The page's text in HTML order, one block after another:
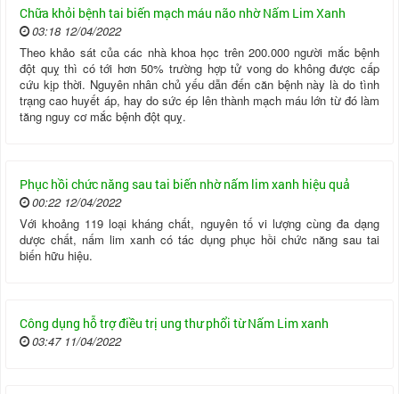
Chữa khỏi bệnh tai biến mạch máu não nhờ Nấm Lim Xanh
03:18 12/04/2022
Theo khảo sát của các nhà khoa học trên 200.000 người mắc bệnh
đột quỵ thì có tới hơn 50% trường hợp tử vong do không được cấp
cứu kịp thời. Nguyên nhân chủ yếu dẫn đến căn bệnh này là do tình
trạng cao huyết áp, hay do sức ép lên thành mạch máu lớn từ đó làm
tăng nguy cơ mắc bệnh đột quỵ.
Phục hồi chức năng sau tai biến nhờ nấm lim xanh hiệu quả
00:22 12/04/2022
Với khoảng 119 loại kháng chất, nguyên tố vi lượng cùng đa dạng
dược chất, nấm lim xanh có tác dụng phục hồi chức năng sau tai
biến hữu hiệu.
Công dụng hỗ trợ điều trị ung thư phổi từ Nấm Lim xanh
03:47 11/04/2022